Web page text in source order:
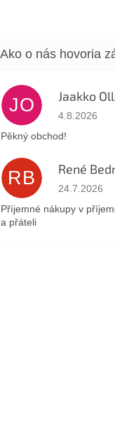
JO Jaakko
Hodnotenie
4.8.2026
Pěkný obchod!
RB René
Hodnotenie
24.7.2026
Příjemné nákupy v
a přáteli